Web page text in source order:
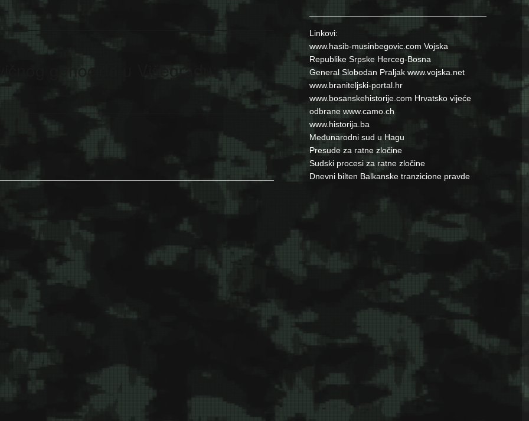
genocida u Višegradu:
Linkovi:
www.hasib-musinbegovic.com Vojska
Republike Srpske Herceg-Bosna
General Slobodan Praljak www.vojska.net
www.braniteljski-portal.hr
www.bosanskehistorije.com Hrvatsko vijeće
odbrane www.camo.ch
www.historija.ba
Međunarodni sud u Hagu
Presude za ratne zločine
Sudski procesi za ratne zločine
Dnevni bilten Balkanske tranzicione pravde